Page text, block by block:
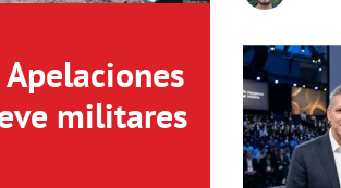
militares